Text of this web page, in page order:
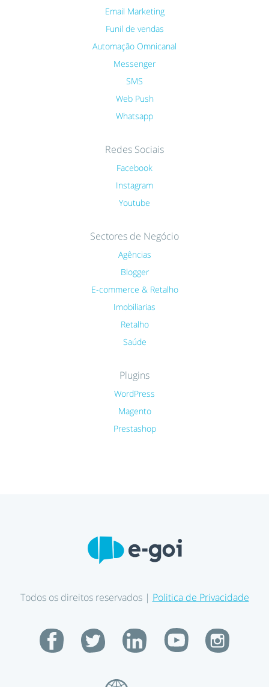
Email Marketing
Funil de vendas
Automação Omnicanal
Messenger
SMS
Web Push
Whatsapp
Redes Sociais
Facebook
Instagram
Youtube
Sectores de Negócio
Agências
Blogger
E-commerce & Retalho
Imobiliarias
Retalho
Saúde
Plugins
WordPress
Magento
Prestashop
Todos os direitos reservados | Politica de Privacidade